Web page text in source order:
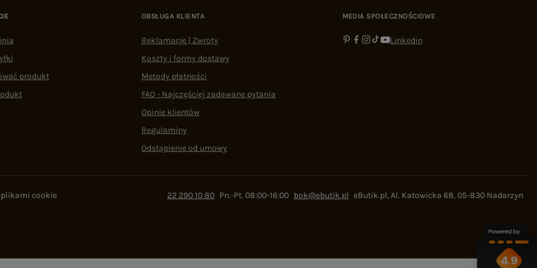
produkt
OBSŁUGA KLIENTA
Reklamacje | Zwroty
Koszty i formy dostawy
Metody płatności
FAQ - Najczęściej zadawane pytania
Opinie klientów
Regulaminy
Odstąpienie od umowy
MEDIA SPOŁECZNOŚCIOWE
Linkedin
cookie 22 290 10 80 Pn.-Pt. 08:00-16:00 bok@ebutik.pl eButik.pl,Al. Katowicka 68,05-830 Nadarzyn
4.9